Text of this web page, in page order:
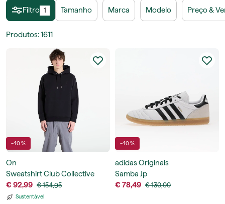
Filtro 1 Tamanho Marca Modelo Preço &
Produtos:1611
-40 %
On
Sweatshirt Club Collective
Hoodie
€ 92,99 € 154,95
Sustentável
-40 %
adidas Originals
Samba Jp
€ 78,49 € 130,00